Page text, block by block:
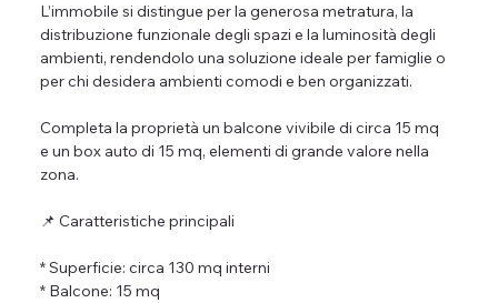
L’immobile si distingue per la generosa metratura, la
distribuzione funzionale degli spazi e la luminosità degli
ambienti, rendendolo una soluzione ideale per famiglie o
per chi desidera ambienti comodi e ben organizzati.
Completa la proprietà un balcone vivibile di circa 15 mq
e un box auto di 15 mq, elementi di grande valore nella
zona.
📌 Caratteristiche principali
* Superficie: circa 130 mq interni
* Balcone: 15 mq